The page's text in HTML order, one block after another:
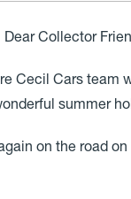
Dear Collector
Cecil Cars team
summer
on the road